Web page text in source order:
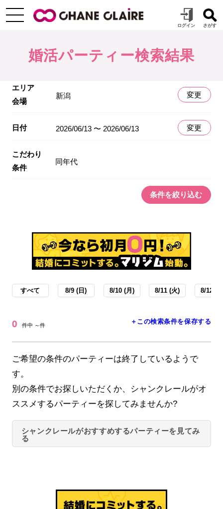
婚活パーティー検索結果
エリア
会場
新潟 変更
日付 2026/06/13 〜 2026/06/13 変更
こだわり
条件
同年代
条件を絞り込む
すべて 8/9 (日) 8/10 (月) 8/11 (火) 8/12 (
0 件中 ～件 ＋この検索条件を保存する
ご希望の条件のパーティーは終了しているようで
す。
別の条件でお探しいただくか、シャンクレールがオ
ススメするパーティーを探してみませんか?
シャンクレールがおすすめするパーティーを見てみ
る